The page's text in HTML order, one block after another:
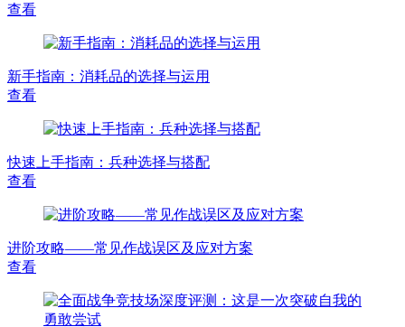
查看
新手指南：消耗品的选择与运用
查看
快速上手指南：兵种选择与搭配
查看
进阶攻略——常见作战误区及应对方案
查看